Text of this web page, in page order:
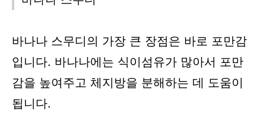
바나나 스무디의 가장 큰 장점은 바로 포만감
입니다. 바나나에는 식이섬유가 많아서 포만
감을 높여주고 체지방을 분해하는 데 도움이
됩니다.